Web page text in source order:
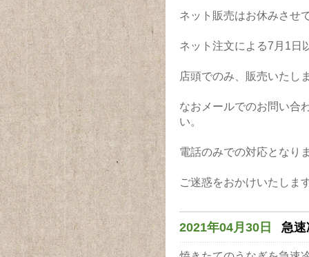
ネット販売はお休みさせ
ネット注文による7月1日
店頭でのみ、販売いたし
なおメールでのお問い合
い。
電話のみでの対応となり
ご迷惑をおかけいたしま
2021年04月30日 急